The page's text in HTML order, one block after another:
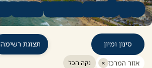
פעילויות באזור המרכז
אזור המרכז × נקה הכל
סינון ומיון תצוגת רשימה